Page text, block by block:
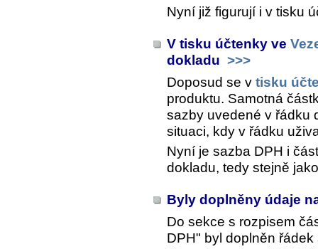
Nyní již figurují i v tisku
V tisku účtenky ve
dokladu >>>
Doposud se v tisku
produktu. Samotná
sazby uvedené v řádku
situaci, kdy v řádku
Nyní je sazba DPH i
dokladu, tedy stejně
Byly doplněny údaje
Do sekce s rozpisem
DPH" byl doplněn